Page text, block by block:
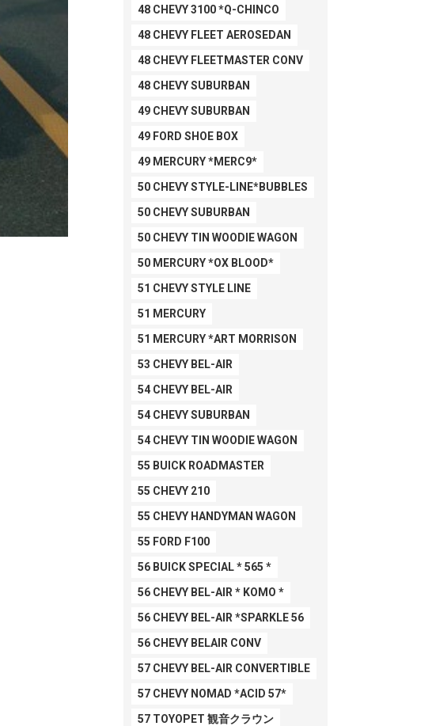
48 CHEVY 3100 *Q-CHINCO
48 CHEVY FLEET AEROSEDAN
48 CHEVY FLEETMASTER CONV
48 CHEVY SUBURBAN
49 CHEVY SUBURBAN
49 FORD SHOE BOX
49 MERCURY *MERC9*
50 CHEVY STYLE-LINE*BUBBLES
50 CHEVY SUBURBAN
50 CHEVY TIN WOODIE WAGON
50 MERCURY *OX BLOOD*
51 CHEVY STYLE LINE
51 MERCURY
51 MERCURY *ART MORRISON
53 CHEVY BEL-AIR
54 CHEVY BEL-AIR
54 CHEVY SUBURBAN
54 CHEVY TIN WOODIE WAGON
55 BUICK ROADMASTER
55 CHEVY 210
55 CHEVY HANDYMAN WAGON
55 FORD F100
56 BUICK SPECIAL * 565 *
56 CHEVY BEL-AIR * KOMO *
56 CHEVY BEL-AIR *SPARKLE 56
56 CHEVY BELAIR CONV
57 CHEVY BEL-AIR CONVERTIBLE
57 CHEVY NOMAD *ACID 57*
57 TOYOPET 観音クラウン